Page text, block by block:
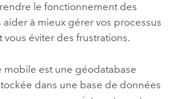
le fonctionnement des
à mieux gérer vos processus
éviter des frustrations.
mobile est une géodatabase
dans une base de données